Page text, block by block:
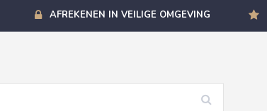
AFREKENEN IN VEILIGE OMGEVING